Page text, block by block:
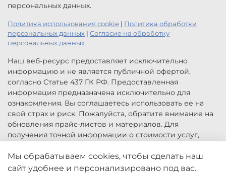
персональных данных.
Политика использования cookie | Политика обработки
персональных данных | Согласие на обработку
персональных данных
Наш веб-ресурс предоставляет исключительно
информацию и не является публичной офертой,
согласно Статье 437 ГК РФ. Предоставленная
информация предназначена исключительно для
ознакомления. Вы соглашаетесь использовать ее на
свой страх и риск. Пожалуйста, обратите внимание на
обновления прайс-листов и материалов. Для
получения точной информации о стоимости услуг,
заказа услуг заполните форму обратной связи.
Цены, указанные на сайте приведены как справочная
Мы обрабатываем cookies, чтобы сделать наш
сайт удобнее и персонализировано под вас.